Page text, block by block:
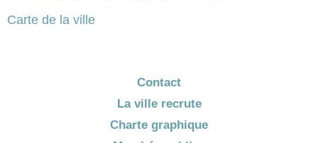
Carte de la ville
Contact
La ville recrute
Charte graphique